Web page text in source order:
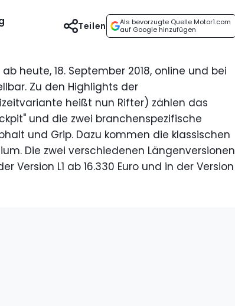
Als bevorzugte Quelle Motor1.com
auf Google hinzufügen
Teilen
heute, 18. September 2018, online und bei
Zu den Highlights der
heißt nun Rifter) zählen das
und die zwei branchenspezifische
und Grip. Dazu kommen die klassischen
Die zwei verschiedenen Längenversionen
Version L1 ab 16.330 Euro und in der Version